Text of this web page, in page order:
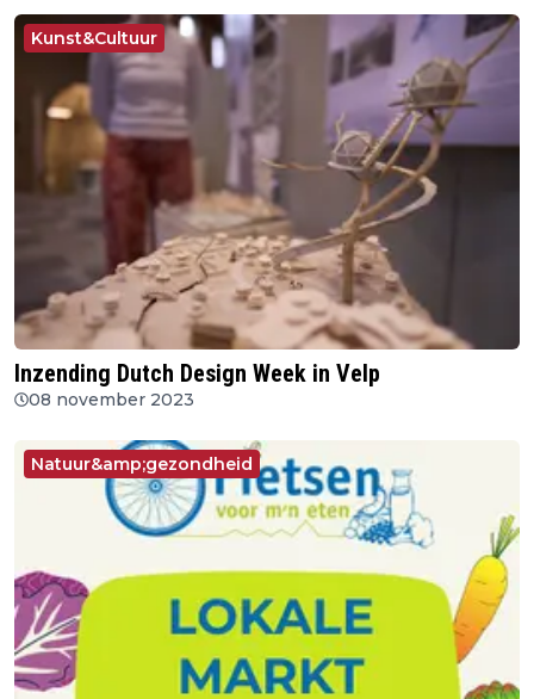
Kunst&Cultuur
Inzending Dutch Design Week in Velp
08 november 2023
Natuur&amp;gezondheid